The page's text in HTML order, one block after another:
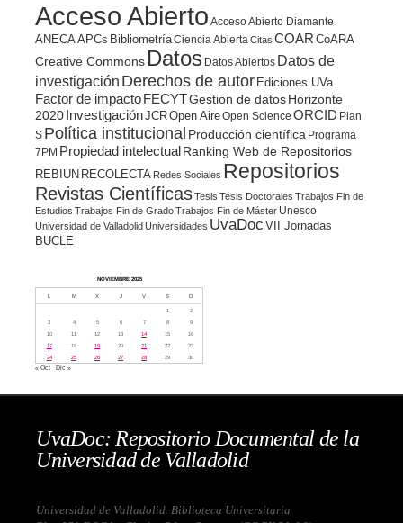
Acceso Abierto Acceso Abierto Diamante
ANECAAPCs BibliometríaCiencia Abierta Citas COAR CoARA
Creative Commons Datos Datos Abiertos Datos de
investigación Derechos de autor Ediciones UVa
Factor de impacto FECYTGestion de datosHorizonte
2020 InvestigaciónJCROpen AireOpen Science ORCID Plan
S Política institucional Producción científica Programa
7PM Propiedad intelectualRanking Web de Repositorios
REBIUN RECOLECTA Redes Sociales Repositorios
Revistas CientíficasTesis Tesis Doctorales Trabajos Fin de
Estudios Trabajos Fin de GradoTrabajos Fin de Máster Unesco
Universidad de Valladolid Universidades UvaDoc VII Jornadas
BUCLE
NOVIEMBRE 2025
L M X J V S D
1
2
3
4 5 6 7 8
9
10
11 12 13 14 15
16
17
18 19 20 21 22
23
24
25 26 27 28 29 30
« Oct Dic »
UvaDoc: Repositorio Documental de la
Universidad de Valladolid
Universidad de Valladolid. Biblioteca Universitaria